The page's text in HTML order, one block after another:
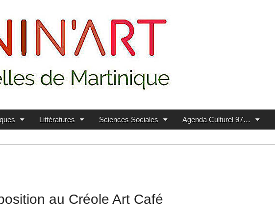
Littératures Sciences Sociales Agenda Culturel 97…
au Créole Art Café